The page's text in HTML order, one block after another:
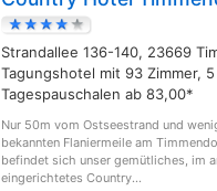
Strandallee 136-140, 23669
Tagungshotel mit 93 Zimmer,
Tagespauschalen ab 83,00*
Nur 50m vom Ostseestrand und
bekannten Flaniermeile am
befindet sich unser gemütliches, im
eingerichtetes Country...